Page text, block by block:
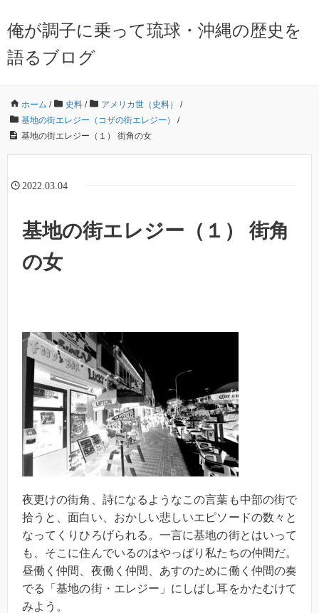
俺が調子に乗って琉球・沖縄の歴史を
語るブログ
ホーム / 史料 / アメリカ世（史料）
/
基地の街エレジー（コザの街エレジー）
/
基地の街エレジー（１） 街角の女
2022.03.04
基地の街エレジー（１） 街角
の女
夜更けの街角、詩になるようなこの言葉も中部の街で
拾うと、面白い、おかしい悲しいエピソードの数々と
なってくりひろげられる。一言に基地の街とはいって
も、そこに住んでいるのはやっぱり私たちの仲間だ。
昼働く仲間、夜働く仲間、あすのために働く仲間の奏
でる「基地の街・エレジー」にしばし耳をかたむけて
みよう。